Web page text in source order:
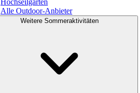
Hochseilgärten
Alle Outdoor-Anbieter
Weitere Sommeraktivitäten